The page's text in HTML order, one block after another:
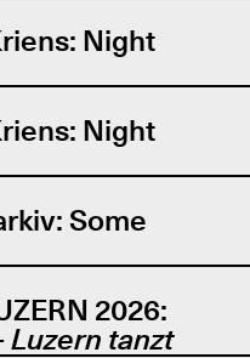
Night
Night
Some
2026:
tanzt